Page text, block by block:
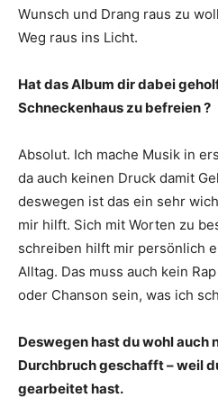
Wunsch und Drang raus zu
Weg raus ins Licht.
Hat das Album dir dabei
Schneckenhaus zu befreien ?
Absolut. Ich mache Musik in
da auch keinen Druck damit
deswegen ist das ein sehr
mir hilft. Sich mit Worten zu
schreiben hilft mir persönlich
Alltag. Das muss auch kein
oder Chanson sein, was ich
Deswegen hast du wohl auch
Durchbruch geschafft – weil
gearbeitet hast.